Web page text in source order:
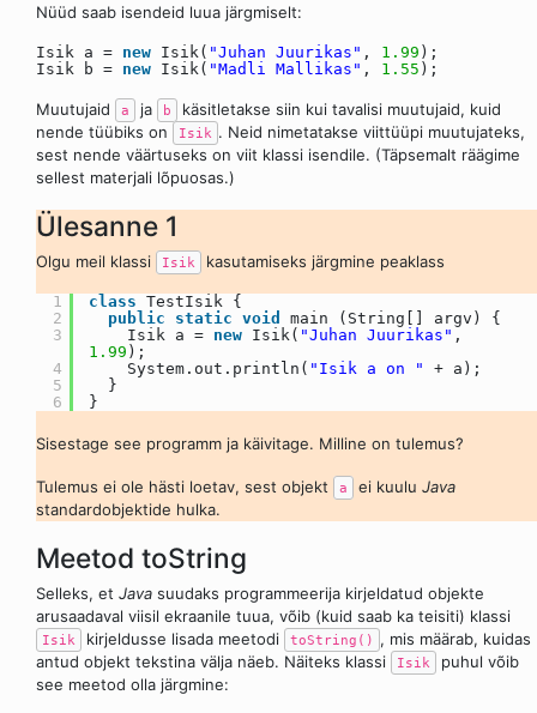
Nüüd saab isendeid luua järgmiselt:
Isik a = new Isik( "Juhan Juurikas" , 1.99 );
Isik b = new Isik( "Madli Mallikas" , 1.55 );
Muutujaid a ja b
käsitletakse siin kui tavalisi muutujaid, kuid
nende tüübiks on
Isik . Neid nimetatakse viittüüpi muutujateks,
sest nende väärtuseks on viit klassi isendile. (Täpsemalt räägime
sellest materjali lõpuosas.)
Ülesanne 1
Olgu meil klassi Isik kasutamiseks järgmine peaklass
1
2
3
4
5
6
class TestIsik {
public
static void
main (String[] argv) {
Isik a = new Isik( "Juhan Juurikas" ,
1.99 );
System.out.println( "Isik a on "
+ a);
}
}
Sisestage see programm ja käivitage. Milline on tulemus?
Tulemus ei ole hästi loetav, sest objekt a ei kuulu Java
standardobjektide hulka.
Meetod toString
Selleks, et Java suudaks programmeerija kirjeldatud objekte
arusaadaval viisil ekraanile tuua, võib (kuid saab ka teisiti) klassi
Isik kirjeldusse lisada meetodi toString() , mis määrab, kuidas
antud objekt tekstina välja näeb. Näiteks klassi
Isik
puhul võib
see meetod olla järgmine: